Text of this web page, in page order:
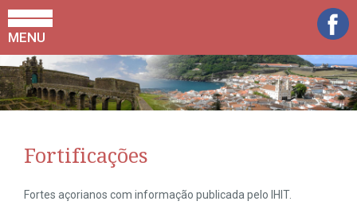
MENU
Fortificações
Fortes açorianos com informação publicada pelo IHIT.